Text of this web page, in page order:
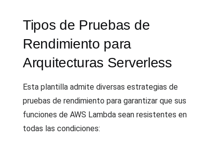
Tipos de Pruebas de
Rendimiento para
Arquitecturas Serverless
Esta plantilla admite diversas estrategias de
pruebas de rendimiento para garantizar que sus
funciones de AWS Lambda sean resistentes en
todas las condiciones: